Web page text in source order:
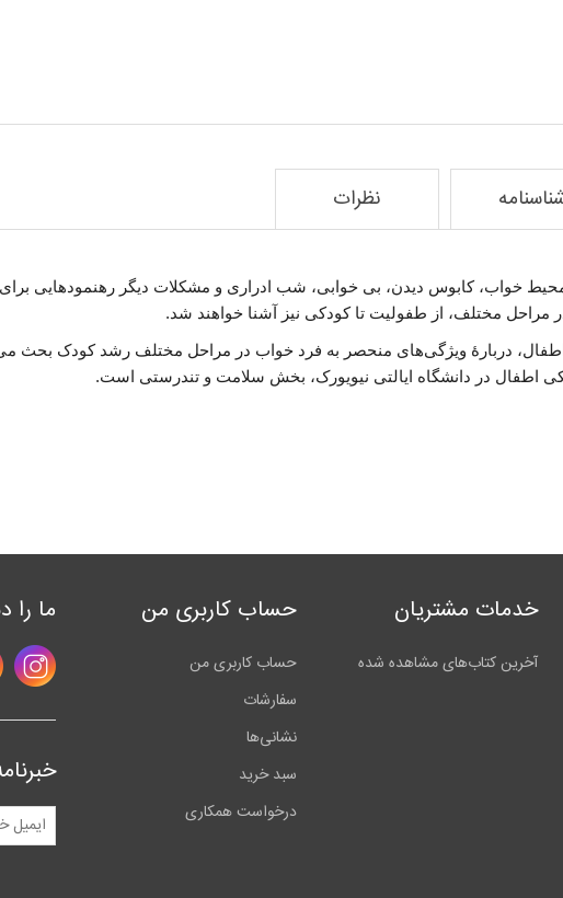
نظرات
محیط خواب، کابوس دیدن، بی خوابی، شب ادراری و مشکلات دیگر رهنمودهایی برای
مختلف، از طفولیت تا کودکی نیز آشنا خواهند شد.
اطفال، دربارهٔ ویژگی‌های منحصر به فرد خواب در مراحل مختلف رشد کودک
اطفال در دانشگاه ایالتی نیویورک، بخش سلامت و تندرستی است.
خدمات مشتریان
آخرین کتاب‌های مشاهده شده
حساب کاربری من
حساب کاربری من
سفارشات
نشانی‌ها
سبد خرید
درخواست همکاری
ما را